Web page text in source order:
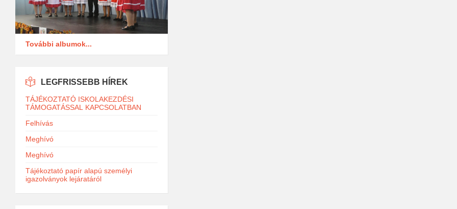
További albumok...
LEGFRISSEBB HÍREK
TÁJÉKOZTATÓ ISKOLAKEZDÉSI
TÁMOGATÁSSAL KAPCSOLATBAN
Felhívás
Meghívó
Meghívó
Tájékoztató papír alapú személyi
igazolványok lejáratáról